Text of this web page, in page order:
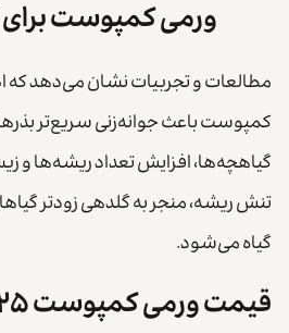
ورمی کمپوست برای
مطالعات و تجربیات نشان می‌دهد که
کمپوست باعث جوانه‌زنی سریع‌تر
گیاهچه‌ها، افزایش تعداد ریشه‌ها و
تنش ریشه، منجر به گلدهی زودتر
گیاه می‌شود.
قیمت ورمی کمپوست ۲۵ کیلویی